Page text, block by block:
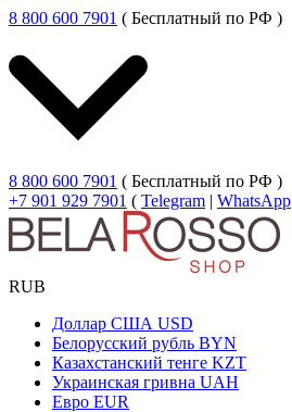
8 800 600 7901 ( Бесплатный по РФ )
8 800 600 7901 ( Бесплатный по РФ )
+7 901 929 7901 ( Telegram | WhatsApp
RUB
Доллар США USD
Белорусский рубль BYN
Казахстанский тенге KZT
Украинская гривна UAH
Евро EUR